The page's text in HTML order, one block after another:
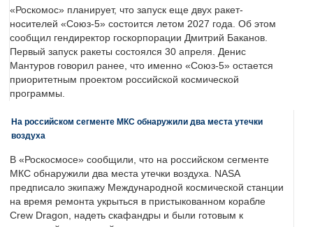
«Роскомос» планирует, что запуск еще двух ракет-
носителей «Союз-5» состоится летом 2027 года. Об этом
сообщил гендиректор госкорпорации Дмитрий Баканов.
Первый запуск ракеты состоялся 30 апреля. Денис
Мантуров говорил ранее, что именно «Союз-5» остается
приоритетным проектом российской космической
программы.
На российском сегменте МКС обнаружили два места утечки
воздуха
В «Роскосмосе» сообщили, что на российском сегменте
МКС обнаружили два места утечки воздуха. NASA
предписало экипажу Международной космической станции
на время ремонта укрыться в пристыкованном корабле
Crew Dragon, надеть скафандры и были готовым к